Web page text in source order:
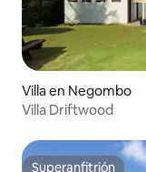
Villa en Negombo
Villa Driftwood
Superanfitrión